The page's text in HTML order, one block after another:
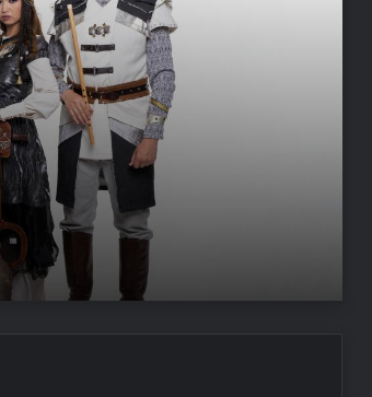
The Last Of Us dizisi 3. sezon
onayÄ± aldÄ±
Robbie Williams “17. yÃ¼zyÄ±l korsan
hastalÄ±ÄÄ±”na yakalandÄ±
The Beatles filmlerinin vizyon tarihi
belli oldu
Yeni James Bond, en genÃ§ “007”